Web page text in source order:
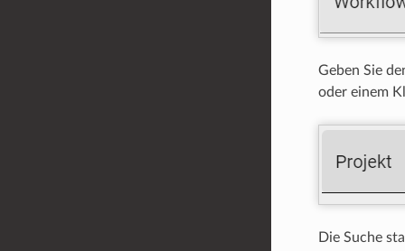
Geben Sie
oder einem
Die Suche